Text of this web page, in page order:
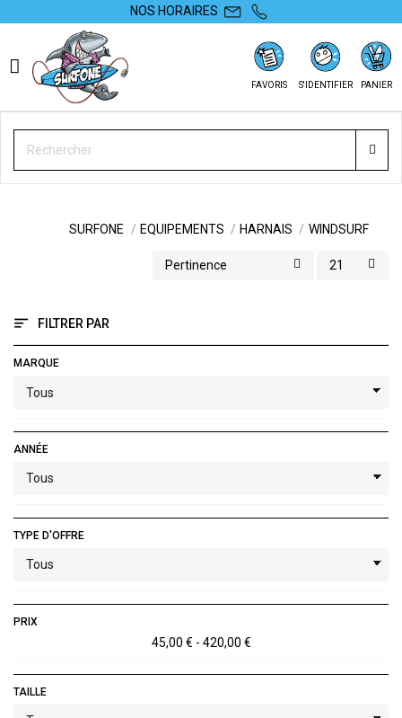
NOS HORAIRES
FAVORIS S'IDENTIFIER PANIER
WINDSURF
SURFONE EQUIPEMENTS HARNAIS WINDSURF
Pertinence 21
FILTRER PAR
MARQUE
ANNÉE
TYPE D'OFFRE
PRIX
45,00 € - 420,00 €
TAILLE